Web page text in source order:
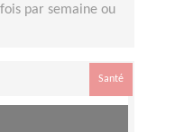
par semaine ou
Santé